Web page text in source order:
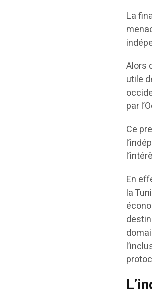
La
Alors
utile
par
Ce
En
la